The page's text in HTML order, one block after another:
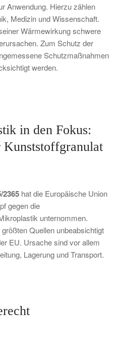
Anwendung. Hierzu zählen
Medizin und Wissenschaft.
Wärmewirkung schwere
Zum Schutz der
Schutzmaßnahmen
werden.
in den Fokus:
2365 hat die Europäische Union
gegen die
unternommen.
Quellen unbeabsichtigt
EU. Ursache sind vor allem
Lagerung und Transport.